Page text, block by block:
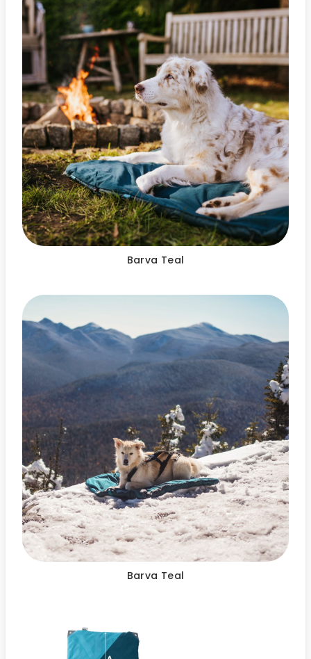
Barva Teal
Barva Teal